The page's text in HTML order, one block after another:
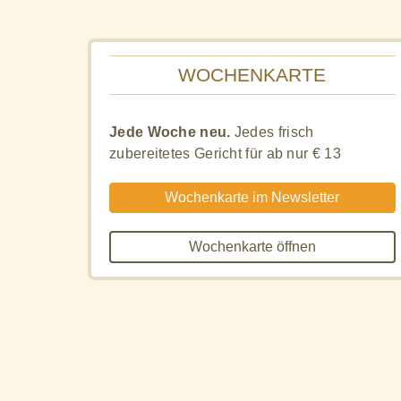
WOCHENKARTE
Jede Woche neu. Jedes frisch
zubereitetes Gericht für ab nur € 13
Wochenkarte im Newsletter
Wochenkarte öffnen